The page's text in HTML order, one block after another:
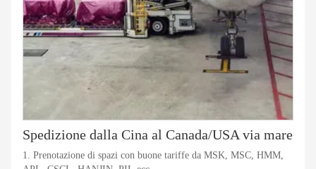
Spedizione dalla Cina al Canada/USA via mare
1. Prenotazione di spazi con buone tariffe da MSK, MSC, HMM,